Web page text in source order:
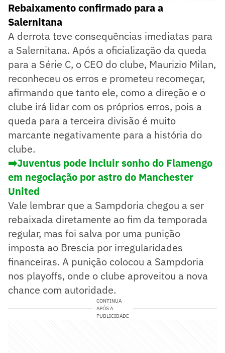
Rebaixamento confirmado para a
Salernitana
A derrota teve consequências imediatas para
a Salernitana. Após a oficialização da queda
para a Série C, o CEO do clube, Maurizio Milan,
reconheceu os erros e prometeu recomeçar,
afirmando que tanto ele, como a direção e o
clube irá lidar com os próprios erros, pois a
queda para a terceira divisão é muito
marcante negativamente para a história do
clube.
➡️Juventus pode incluir sonho do Flamengo
em negociação por astro do Manchester
United
Vale lembrar que a Sampdoria chegou a ser
rebaixada diretamente ao fim da temporada
regular, mas foi salva por uma punição
imposta ao Brescia por irregularidades
financeiras. A punição colocou a Sampdoria
nos playoffs, onde o clube aproveitou a nova
chance com autoridade.
CONTINUA
APÓS A
PUBLICIDADE